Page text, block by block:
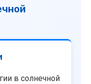
в солнечной